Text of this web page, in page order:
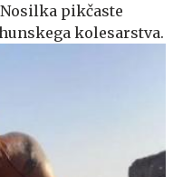
pikčaste
kolesarstva.